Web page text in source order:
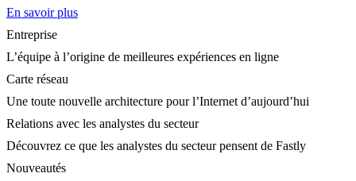
En savoir plus
Entreprise
L’équipe à l’origine de meilleures expériences en ligne
Carte réseau
Une toute nouvelle architecture pour l’Internet d’aujourd’hui
Relations avec les analystes du secteur
Découvrez ce que les analystes du secteur pensent de Fastly
Nouveautés